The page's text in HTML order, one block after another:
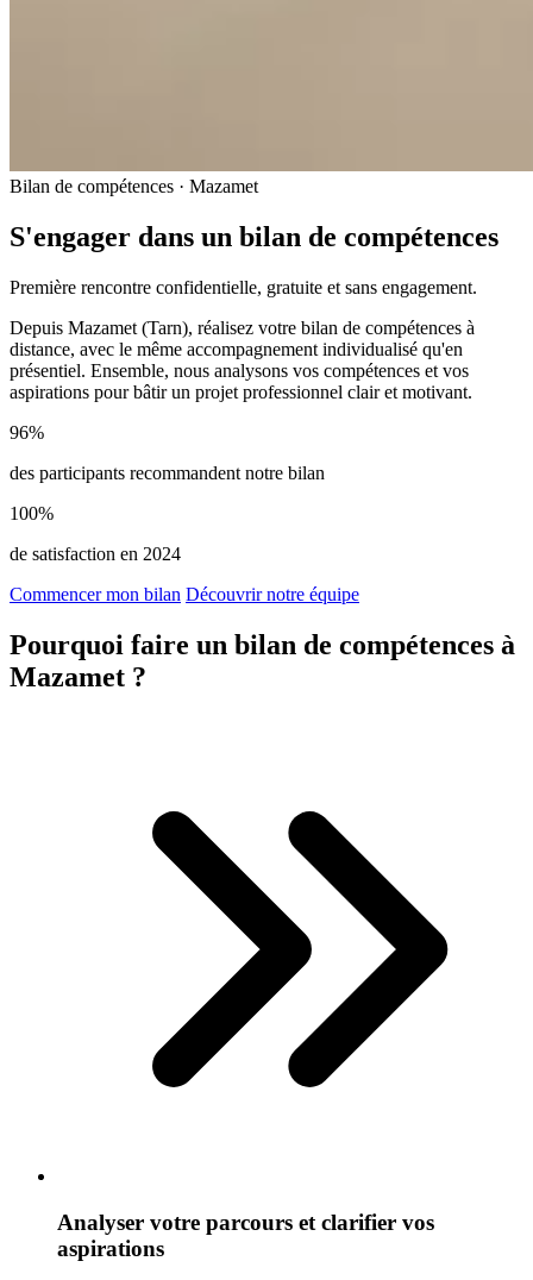
Bilan de compétences · Mazamet
S'engager dans un bilan de compétences
Première rencontre confidentielle, gratuite et sans engagement.
Depuis Mazamet (Tarn), réalisez votre bilan de compétences à
distance, avec le même accompagnement individualisé qu'en
présentiel. Ensemble, nous analysons vos compétences et vos
aspirations pour bâtir un projet professionnel clair et motivant.
96%
des participants recommandent notre bilan
100%
de satisfaction en 2024
Commencer mon bilan Découvrir notre équipe
Pourquoi faire un bilan de compétences à
Mazamet ?
Analyser votre parcours et clarifier vos
aspirations